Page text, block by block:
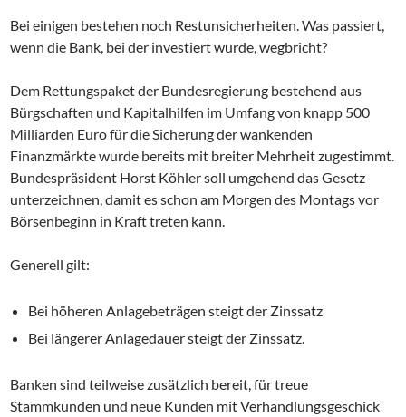
Bei einigen bestehen noch Restunsicherheiten. Was passiert,
wenn die Bank, bei der investiert wurde, wegbricht?
Dem Rettungspaket der Bundesregierung bestehend aus
Bürgschaften und Kapitalhilfen im Umfang von knapp 500
Milliarden Euro für die Sicherung der wankenden
Finanzmärkte wurde bereits mit breiter Mehrheit zugestimmt.
Bundespräsident Horst Köhler soll umgehend das Gesetz
unterzeichnen, damit es schon am Morgen des Montags vor
Börsenbeginn in Kraft treten kann.
Generell gilt:
Bei höheren Anlagebeträgen steigt der Zinssatz
Bei längerer Anlagedauer steigt der Zinssatz.
Banken sind teilweise zusätzlich bereit, für treue
Stammkunden und neue Kunden mit Verhandlungsgeschick